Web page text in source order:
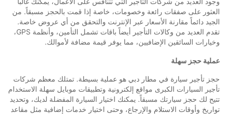
العثور على صفقات رائعة وخصومات، خاصة إذا قمت بالحجز مسبقاً. من
الجيد دائماً مقارنة الأسعار عبر الإنترنت والتحقق من أي عروض خاصة.
تقدم العديد من وكالات التأجير أيضاً باقات تشمل التأمين، وأنظمة GPS،
وخيارات السائقين الإضافيين، مما يوفر قيمة مضافة لأموالك.
عملية حجز سهلة
حجز تأجير سيارة في مطار دبي هو عملية بسيطة. تمتلك معظم شركات
تأجير السيارات الكبرى مواقع إلكترونية وتطبيقات موبايل سهلة الاستخدام
تتيح لك حجز سيارتك مسبقاً. يمكنك اختيار السيارة المفضلة لديك، وتحديد
تواريخ وأوقات الاستلام والإرجاع، وحتى اختيار خدمات إضافية مثل مقاعد